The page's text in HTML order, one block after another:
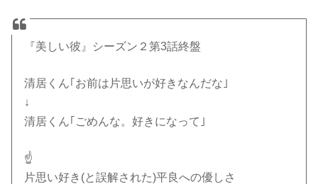
『美しい彼』シーズン２第3話終盤
清居くん｢お前は片思いが好きなんだな｣
↓
清居くん｢ごめんな。好きになって｣
☝️
片思い好き(と誤解された)平良への優しさ